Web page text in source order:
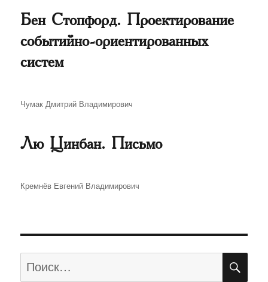
Бен Стопфорд. Проектирование
событийно-ориентированных
систем
Автор
Чумак Дмитрий Владимирович
Лю Цинбан. Письмо
Автор
Кремнёв Евгений Владимирович